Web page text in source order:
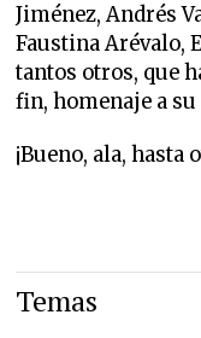
Jiménez, Andrés
Faustina Arévalo,
tantos otros, que
fin, homenaje a
¡Bueno, ala, hasta
Temas